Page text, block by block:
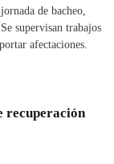
de bacheo,
supervisan trabajos
afectaciones.
recuperación